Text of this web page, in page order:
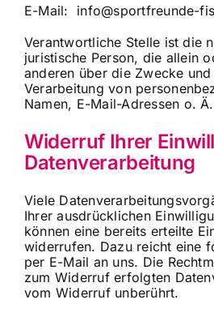
E-Mail: info@sportfreunde-
Verantwortliche Stelle ist die
juristische Person, die allein
anderen über die Zwecke
Verarbeitung von
Namen, E-Mail-Adressen o.
Widerruf Ihrer
Datenverarbeitung
Viele
Ihrer ausdrücklichen
können eine bereits erteilte
widerrufen. Dazu reicht eine
per E-Mail an uns. Die
zum Widerruf erfolgten
vom Widerruf unberührt.